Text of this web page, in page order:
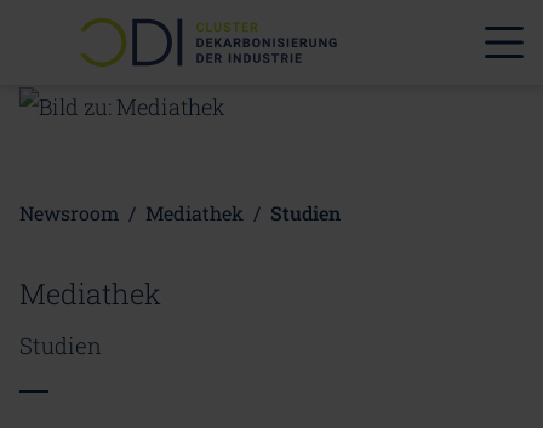
Newsroom / Mediathek / Studien
Mediathek
Studien